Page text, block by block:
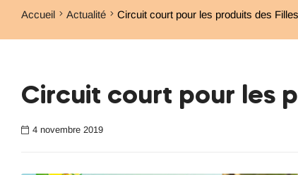
Accueil Actualité Circuit court pour les produits des Filles
Circuit court pour les
4 novembre 2019